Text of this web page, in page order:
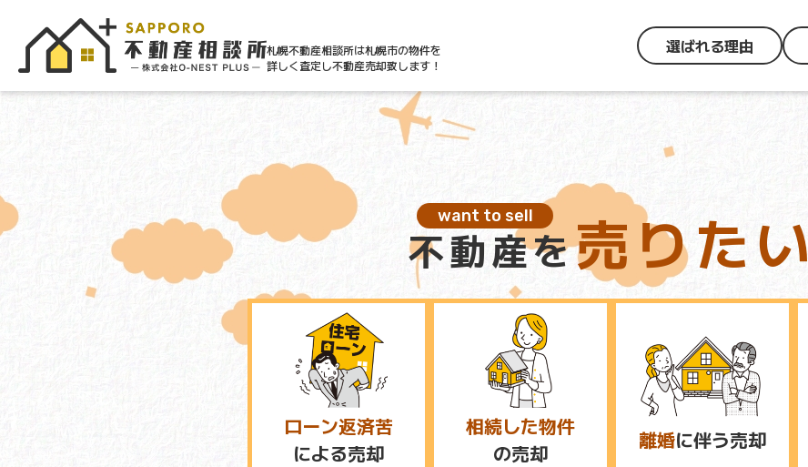
札幌不動産相談所は札幌市の物件を
詳しく査定し不動産売却致します！
選ばれる理由
want to sell
不動産を売りたい
ローン返済苦
による売却
相続した物件
の売却
離婚に伴う売却